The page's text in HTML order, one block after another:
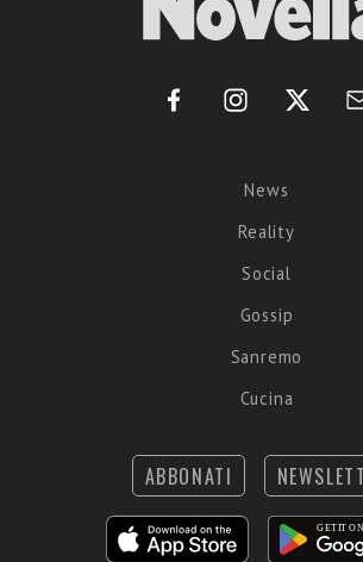
News
Reality
Social
Gossip
Sanremo
Cucina
ABBONATI